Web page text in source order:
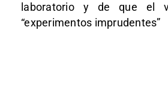
laboratorio y de que el
“experimentos imprudentes”